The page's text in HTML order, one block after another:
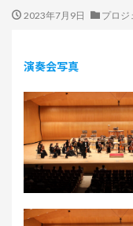
2023年7月9日 プロジ
演奏会写真